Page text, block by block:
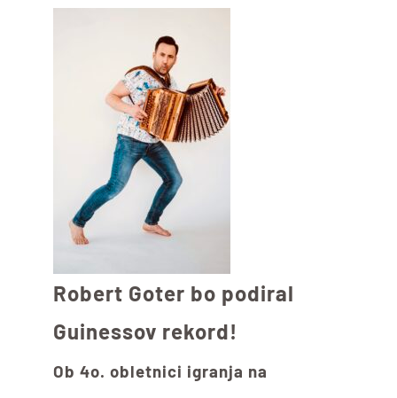
Robert Goter bo podiral
Guinessov rekord!
Ob 4o. obletnici igranja na